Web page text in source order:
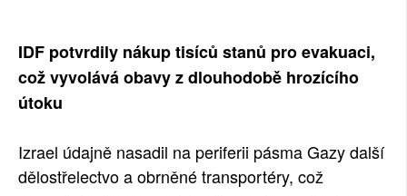
RUBRIKY
PLNÁ VERZE STRÁNEK
IDF potvrdily nákup tisíců stanů pro evakuaci,
což vyvolává obavy z dlouhodobě hrozícího
útoku
Izrael údajně nasadil na periferii pásma Gazy další
dělostřelectvo a obrněné transportéry, což